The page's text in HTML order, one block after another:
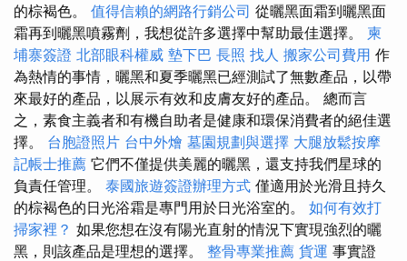
的棕褐色。 值得信賴的網路行銷公司 從曬黑面霜到曬黑面
霜再到曬黑噴霧劑，我想從許多選擇中幫助最佳選擇。 柬
埔寨簽證 北部眼科權威 墊下巴 長照 找人 搬家公司費用 作
為熱情的事情，曬黑和夏季曬黑已經測試了無數產品，以帶
來最好的產品，以展示有效和皮膚友好的產品。 總而言
之，素食主義者和有機自助者是健康和環保消費者的絕佳選
擇。 台胞證照片 台中外燴 墓園規劃與選擇 大腿放鬆按摩
記帳士推薦 它們不僅提供美麗的曬黑，還支持我們星球的
負責任管理。 泰國旅遊簽證辦理方式 僅適用於光滑且持久
的棕褐色的日光浴霜是專門用於日光浴室的。 如何有效打
掃家裡？ 如果您想在沒有陽光直射的情況下實現強烈的曬
黑，則該產品是理想的選擇。 整骨專業推薦 貨運 事實證